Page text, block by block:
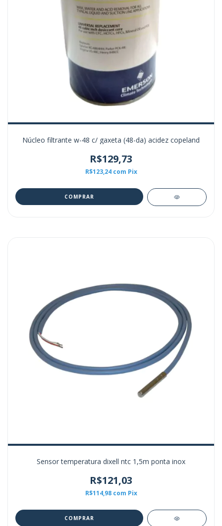
Núcleo filtrante w-48 c/ gaxeta (48-da) acidez copeland
R$129,73
R$123,24 com Pix
Sensor temperatura dixell ntc 1,5m ponta inox
R$121,03
R$114,98 com Pix